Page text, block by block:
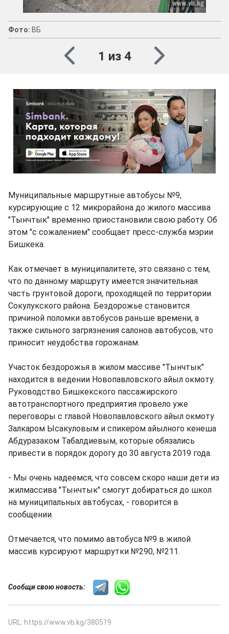
Фото: ВБ
1 из 4
Муниципальные маршрутные автобусы №9,
курсирующие с 12 микрорайона до жилого массива
"Тынчтык" временно приостановили свою работу. Об
этом "с сожалением" сообщает пресс-служба мэрии
Бишкека.
Как отмечает в муниципалитете, это связано с тем,
что по данному маршруту имеется значительная
часть грунтовой дороги, проходящей по территории
Сокулукского района. Бездорожье становится
причиной поломки автобусов раньше времени, а
также сильного загрязнения салонов автобусов, что
приносит неудобства горожанам.
Участок бездорожья в жилом массиве "Тынчтык"
находится в ведении Новопавловского айыл окмоту.
Руководство Бишкекского пассажирского
автотранспортного предприятия провело уже
переговоры с главой Новопавловского айыл окмоту
Залкаром Ысакуловым и спикером айылного кенеша
Абдуразаком Табалдиевым, которые обязались
привести в порядок дорогу до 30 августа 2019 года.
- Мы очень надеемся, что совсем скоро наши дети из
жилмассива "Тынчтык" смогут добираться до школ
на муниципальных автобусах, - говорится в
сообщении.
Отмечается, что помимо автобуса №9 в жилой
массив курсируют маршрутки №290, №211.
Сообщи свою новость:
URL: https://www.vb.kg/380519